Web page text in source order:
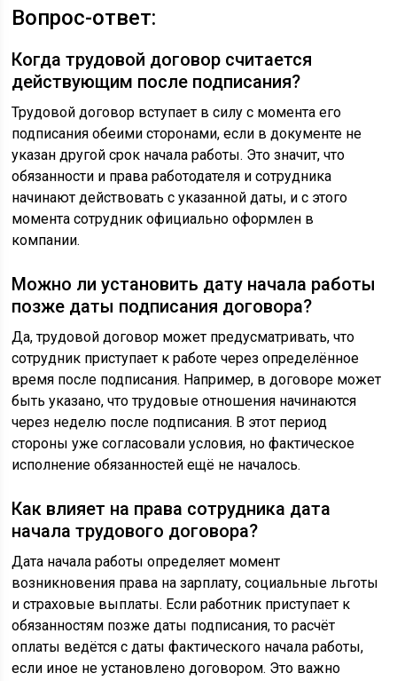
Вопрос-ответ:
Когда трудовой договор считается
действующим после подписания?
Трудовой договор вступает в силу с момента его
подписания обеими сторонами, если в документе не
указан другой срок начала работы. Это значит, что
обязанности и права работодателя и сотрудника
начинают действовать с указанной даты, и с этого
момента сотрудник официально оформлен в
компании.
Можно ли установить дату начала работы
позже даты подписания договора?
Да, трудовой договор может предусматривать, что
сотрудник приступает к работе через определённое
время после подписания. Например, в договоре может
быть указано, что трудовые отношения начинаются
через неделю после подписания. В этот период
стороны уже согласовали условия, но фактическое
исполнение обязанностей ещё не началось.
Как влияет на права сотрудника дата
начала трудового договора?
Дата начала работы определяет момент
возникновения права на зарплату, социальные льготы
и страховые выплаты. Если работник приступает к
обязанностям позже даты подписания, то расчёт
оплаты ведётся с даты фактического начала работы,
если иное не установлено договором. Это важно